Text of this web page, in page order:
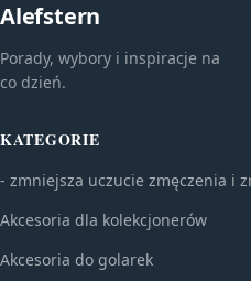
Alefstern
Porady, wybory i inspiracje na
co dzień.
KATEGORIE
- zmniejsza uczucie zmęczenia i
Akcesoria dla kolekcjonerów
Akcesoria do golarek